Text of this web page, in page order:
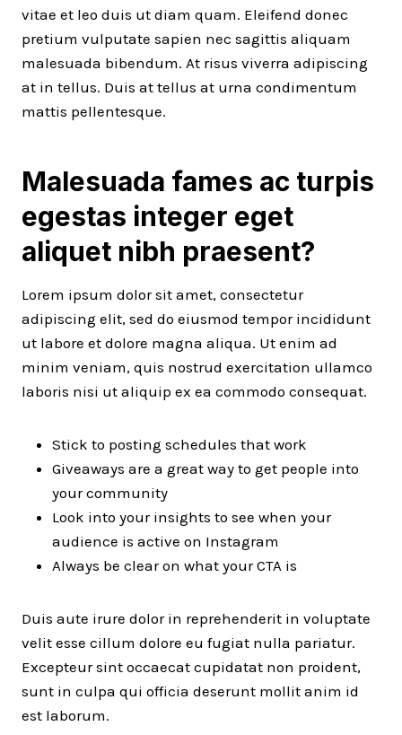
vitae et leo duis ut diam quam. Eleifend donec
pretium vulputate sapien nec sagittis aliquam
malesuada bibendum. At risus viverra adipiscing
at in tellus. Duis at tellus at urna condimentum
mattis pellentesque.
Malesuada fames ac turpis
egestas integer eget
aliquet nibh praesent?
Lorem ipsum dolor sit amet, consectetur
adipiscing elit, sed do eiusmod tempor incididunt
ut labore et dolore magna aliqua. Ut enim ad
minim veniam, quis nostrud exercitation ullamco
laboris nisi ut aliquip ex ea commodo consequat.
Stick to posting schedules that work
Giveaways are a great way to get people into
your community
Look into your insights to see when your
audience is active on Instagram
Always be clear on what your CTA is
Duis aute irure dolor in reprehenderit in voluptate
velit esse cillum dolore eu fugiat nulla pariatur.
Excepteur sint occaecat cupidatat non proident,
sunt in culpa qui officia deserunt mollit anim id
est laborum.